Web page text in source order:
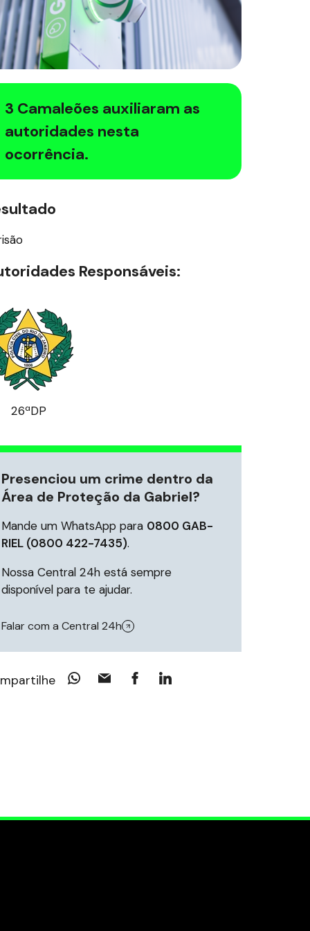
3 Camaleões auxiliaram as
autoridades nesta
ocorrência.
Responsáveis:
26ªDP
Presenciou um crime dentro da
Área de Proteção da Gabriel?
Mande um WhatsApp para 0800 GAB-
RIEL (0800 422-7435).
Nossa Central 24h está sempre
disponível para te ajudar.
Falar com a Central 24h